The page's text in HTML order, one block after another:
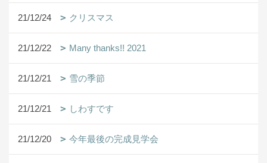
21/12/24 クリスマス
21/12/22 Many thanks!! 2021
21/12/21 雪の季節
21/12/21 しわすです
21/12/20 今年最後の完成見学会